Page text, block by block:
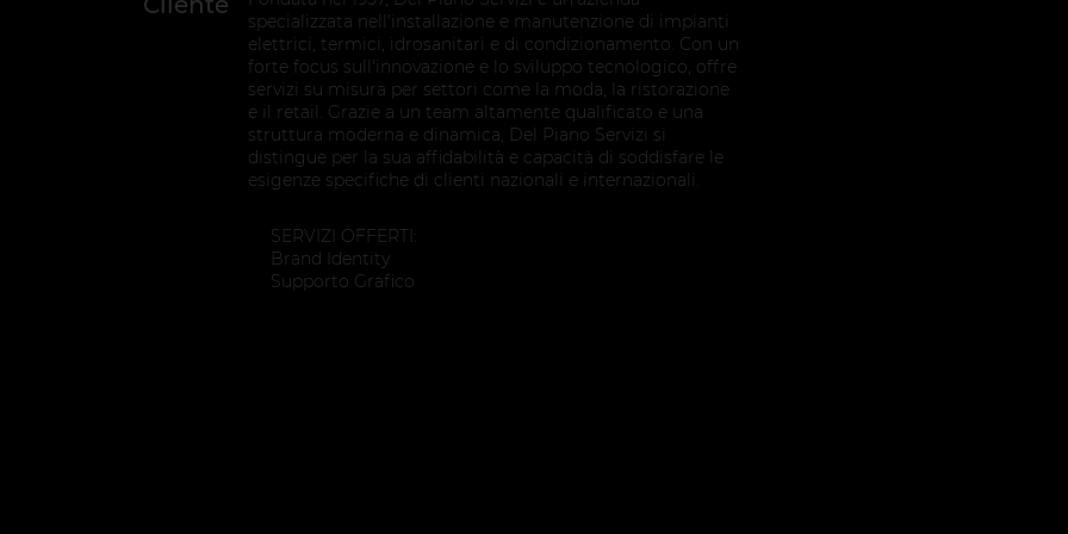
specializzata nell'installazione e manutenzione di impianti
elettrici, termici, idrosanitari e di condizionamento. Con un
forte focus sull'innovazione e lo sviluppo tecnologico, offre
servizi su misura per settori come la moda, la ristorazione
e il retail. Grazie a un team altamente qualificato e una
struttura moderna e dinamica, Del Piano Servizi si
distingue per la sua affidabilità e capacità di soddisfare le
esigenze specifiche di clienti nazionali e internazionali.
SERVIZI OFFERTI:
Brand Identity
Supporto Grafico